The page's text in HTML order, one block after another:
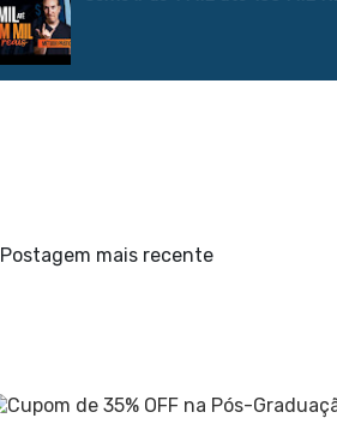
Postagem mais recente